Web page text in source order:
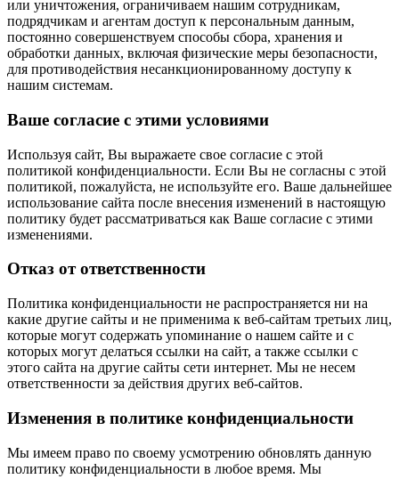
или уничтожения, ограничиваем нашим сотрудникам,
подрядчикам и агентам доступ к персональным данным,
постоянно совершенствуем способы сбора, хранения и
обработки данных, включая физические меры безопасности,
для противодействия несанкционированному доступу к
нашим системам.
Ваше согласие с этими условиями
Используя сайт, Вы выражаете свое согласие с этой
политикой конфиденциальности. Если Вы не согласны с этой
политикой, пожалуйста, не используйте его. Ваше дальнейшее
использование сайта после внесения изменений в настоящую
политику будет рассматриваться как Ваше согласие с этими
изменениями.
Отказ от ответственности
Политика конфиденциальности не распространяется ни на
какие другие сайты и не применима к веб-сайтам третьих лиц,
которые могут содержать упоминание о нашем сайте и с
которых могут делаться ссылки на сайт, а также ссылки с
этого сайта на другие сайты сети интернет. Мы не несем
ответственности за действия других веб-сайтов.
Изменения в политике конфиденциальности
Мы имеем право по своему усмотрению обновлять данную
политику конфиденциальности в любое время. Мы